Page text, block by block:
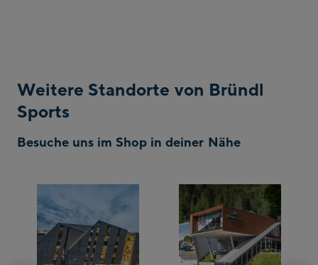
Weitere Standorte von Bründl
Sports
Besuche uns im Shop in deiner Nähe